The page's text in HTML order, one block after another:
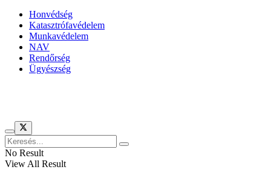
Honvédség
Katasztrófavédelem
Munkavédelem
NAV
Rendőrség
Ügyészség
No Result
View All Result